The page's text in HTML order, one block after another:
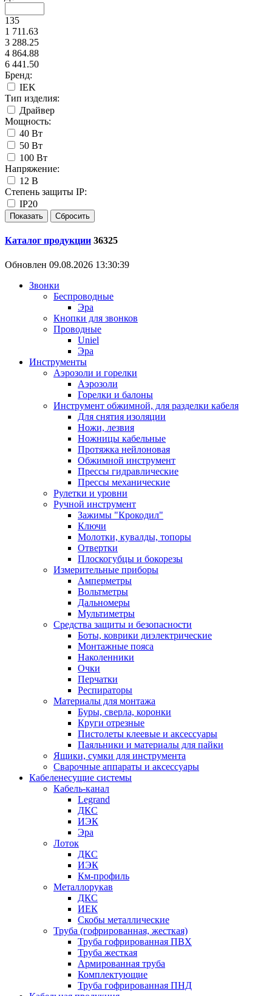
135
1 711.63
3 288.25
4 864.88
6 441.50
Бренд:
IEK
Тип изделия:
Драйвер
Мощность:
40 Вт
50 Вт
100 Вт
Напряжение:
12 В
Степень защиты IP:
IP20
Каталог продукции 36325
Обновлен 09.08.2026 13:30:39
Звонки
Беспроводные
Эра
Кнопки для звонков
Проводные
Uniel
Эра
Инструменты
Аэрозоли и горелки
Аэрозоли
Горелки и балоны
Инструмент обжимной, для разделки кабеля
Для снятия изоляции
Ножи, лезвия
Ножницы кабельные
Протяжка нейлоновая
Обжимной инструмент
Прессы гидравлические
Прессы механические
Рулетки и уровни
Ручной инструмент
Зажимы "Крокодил"
Ключи
Молотки, кувалды, топоры
Отвертки
Плоскогубцы и бокорезы
Измерительные приборы
Амперметры
Вольтметры
Дальномеры
Мультиметры
Средства защиты и безопасности
Боты, коврики диэлектрические
Монтажные пояса
Наколенники
Очки
Перчатки
Респираторы
Материалы для монтажа
Буры, сверла, коронки
Круги отрезные
Пистолеты клеевые и аксессуары
Паяльники и материалы для пайки
Ящики, сумки для инструмента
Сварочные аппараты и аксессуары
Кабеленесущие системы
Кабель-канал
Legrand
ДКС
ИЭК
Эра
Лоток
ДКС
ИЭК
Км-профиль
Металлорукав
ДКС
ИЕК
Скобы металлические
Труба (гофрированная, жесткая)
Труба гофрированная ПВХ
Труба жесткая
Армированная труба
Комплектующие
Труба гофрированная ПНД